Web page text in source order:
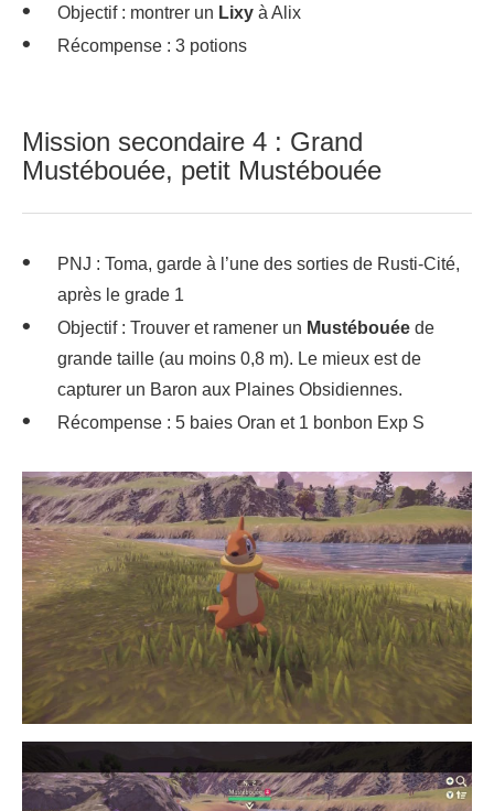
Objectif : montrer un Lixy à Alix
Récompense : 3 potions
Mission secondaire 4 : Grand
Mustébouée, petit Mustébouée
PNJ : Toma, garde à l’une des sorties de Rusti-Cité,
après le grade 1
Objectif : Trouver et ramener un Mustébouée de
grande taille (au moins 0,8 m). Le mieux est de
capturer un Baron aux Plaines Obsidiennes.
Récompense : 5 baies Oran et 1 bonbon Exp S